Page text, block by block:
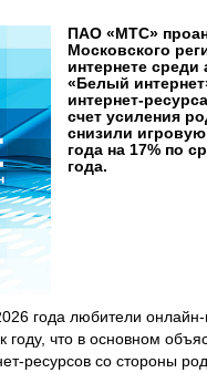
ПАО «МТС»
Московского
интернете
«Белый
интернет-
счет усиления
снизили
года на 17% по
года.
года любители
что в основном
ресурсов со стороны